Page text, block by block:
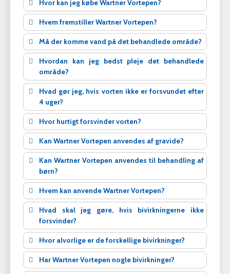
Hvor kan jeg købe Wartner Vortepen?
Hvem fremstiller Wartner Vortepen?
Må der komme vand på det behandlede område?
Hvordan kan jeg bedst pleje det behandlede
område?
Hvad gør jeg, hvis vorten ikke er forsvundet efter
4 uger?
Hvor hurtigt forsvinder vorten?
Kan Wartner Vortepen anvendes af gravide?
Kan Wartner Vortepen anvendes til behandling af
børn?
Hvem kan anvende Wartner Vortepen?
Hvad skal jeg gøre, hvis bivirkningerne ikke
forsvinder?
Hvor alvorlige er de forskellige bivirkninger?
Har Wartner Vortepen nogle bivirkninger?